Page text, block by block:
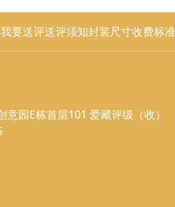
我要送评送评须知封装尺寸收费标准
园E栋首层101 爱藏评级（收）